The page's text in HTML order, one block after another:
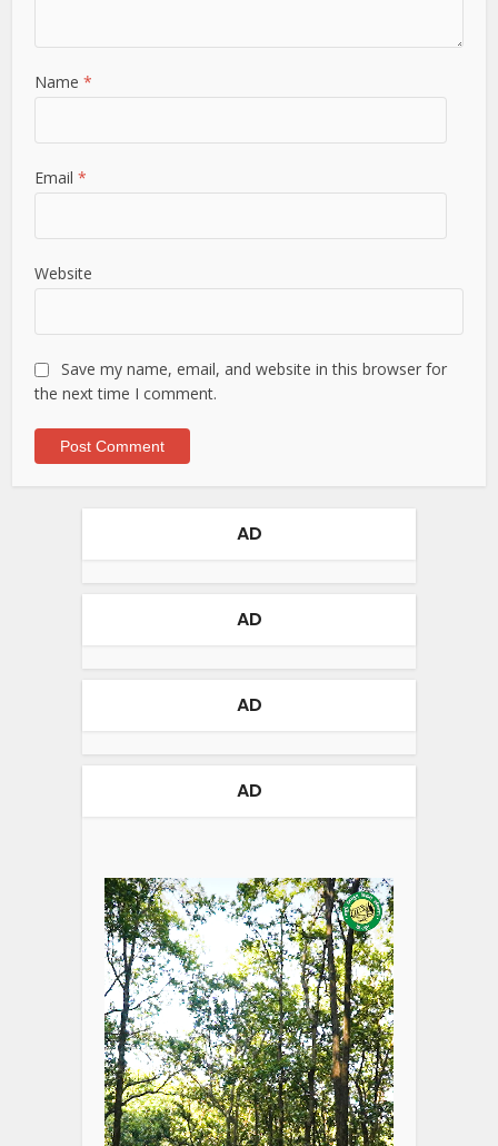
Name*
Email*
Website
Save my name, email, and website in this browser for
the next time I comment.
AD
AD
AD
AD
Player